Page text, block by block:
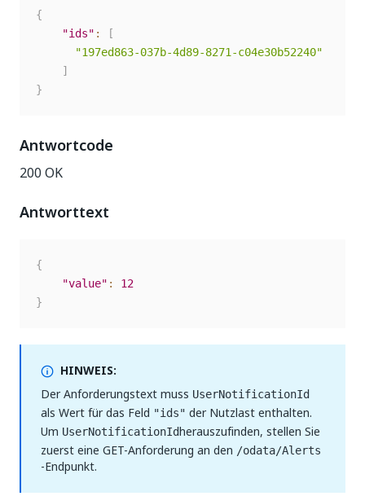
{
"ids" :
[
"197ed863-037b-4d89-8271-c04e30b52240"
]
}
Antwortcode
200 OK
Antworttext
{
"value" :
12
}
HINWEIS:
Der Anforderungstext muss UserNotificationId
als Wert für das Feld "ids" der Nutzlast enthalten.
Um UserNotificationIdherauszufinden, stellen Sie
zuerst eine GET-Anforderung an den /odata/Alerts
-Endpunkt.